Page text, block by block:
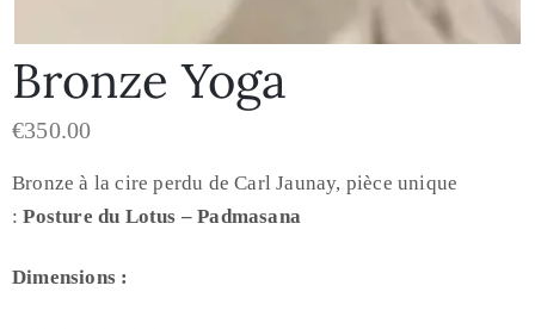
Bronze Yoga
€350.00
Bronze à la cire perdu de Carl Jaunay, pièce unique
:Posture du Lotus – Padmasana
Dimensions :